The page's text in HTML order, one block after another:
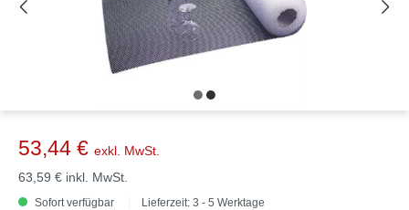
53,44 € exkl. MwSt.
63,59 € inkl. MwSt.
Sofort verfügbar Lieferzeit: 3 - 5 Werktage